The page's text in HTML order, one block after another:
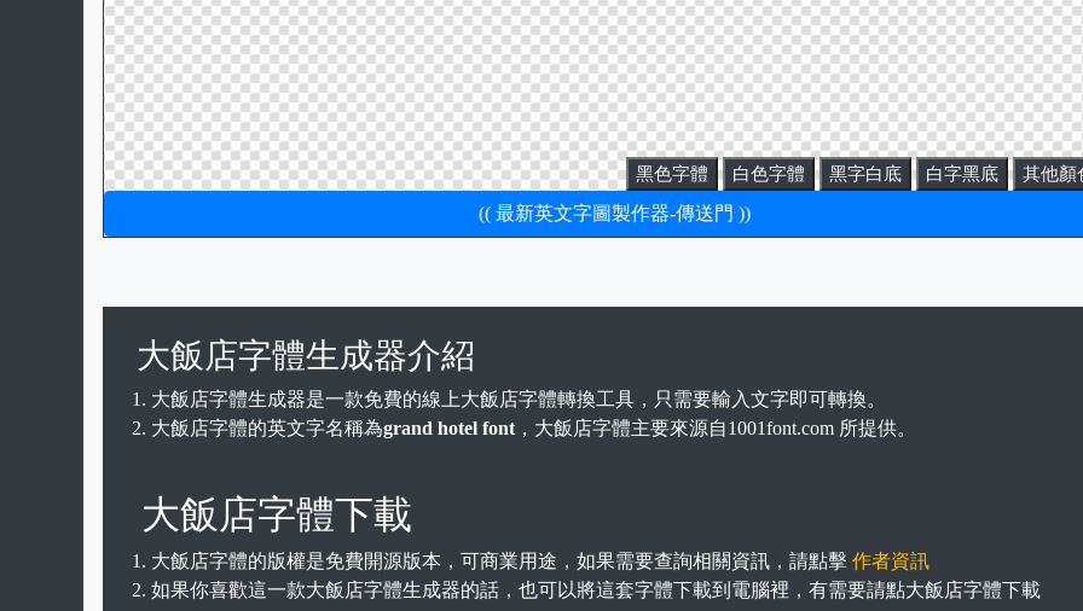
黑色字體 白色字體 黑字白底 白字黑底 其他
(( 最新英文字圖製作器-傳送門 ))
大飯店字體生成器介紹
大飯店字體生成器是一款免費的線上大飯店字體轉換工具，只需要輸入文字即可轉換。
大飯店字體的英文字名稱為grand hotel font ，大飯店字體主要來源自1001font.com 所提供。
大飯店字體下載
大飯店字體的版權是免費開源版本，可商業用途，如果需要查詢相關資訊，請點擊作者資訊
如果你喜歡這一款大飯店字體生成器的話，也可以將這套字體下載到電腦裡，有需要請點大飯店字體下載